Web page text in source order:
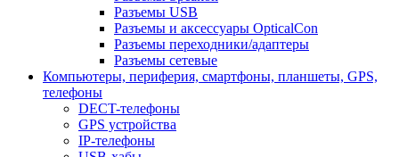
Разъемы USB
Разъемы и аксессуары OpticalCon
Разъемы переходники/адаптеры
Разъемы сетевые
Компьютеры, периферия, смартфоны, планшеты, GPS,
телефоны
DECT-телефоны
GPS устройства
IP-телефоны